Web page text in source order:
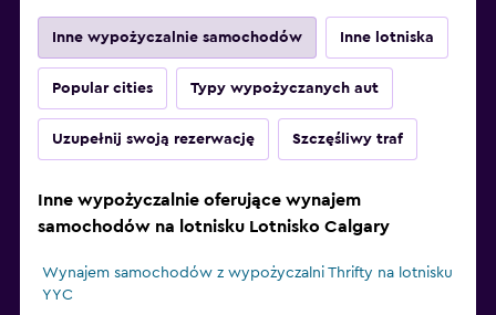
Inne wypożyczalnie samochodów Inne lotniska
Popular cities Typy wypożyczanych aut
Uzupełnij swoją rezerwację Szczęśliwy traf
Inne wypożyczalnie oferujące wynajem
samochodów na lotnisku Lotnisko Calgary
Wynajem samochodów z wypożyczalni Thrifty na lotnisku
YYC